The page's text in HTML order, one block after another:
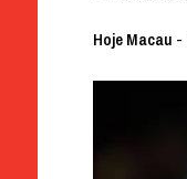
Hoje Macau -